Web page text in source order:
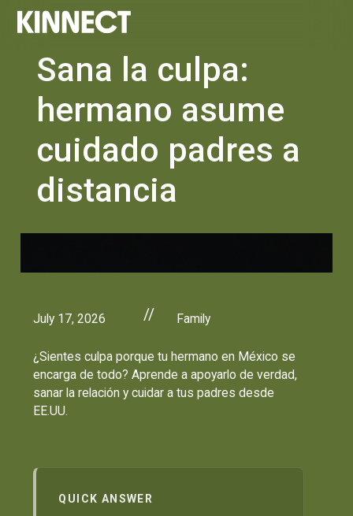
Sana la culpa:
hermano asume
cuidado padres a
distancia
July 17, 2026 // Family
¿Sientes culpa porque tu hermano en México se
encarga de todo? Aprende a apoyarlo de verdad,
sanar la relación y cuidar a tus padres desde
EE.UU.
QUICK ANSWER